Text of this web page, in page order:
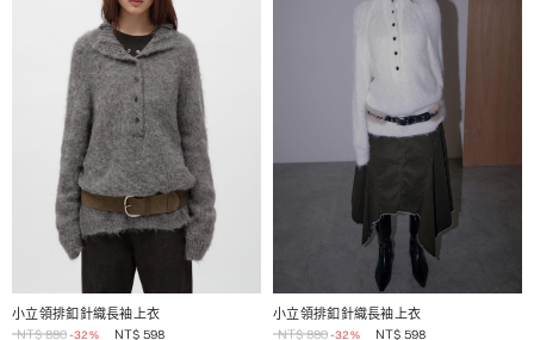
小立領排釦針織長袖上衣
NT$ 880-32% NT$ 598
小立領排釦針織長袖上衣
NT$ 880-32% NT$ 598